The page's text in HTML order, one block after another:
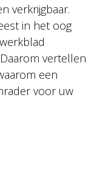
verkrijgbaar.
in het oog
vertellen
een
voor uw